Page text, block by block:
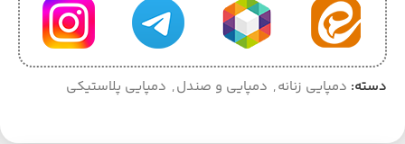
دسته: دمپایی زنانه, دمپایی و صندل, دمپایی پلاستیکی